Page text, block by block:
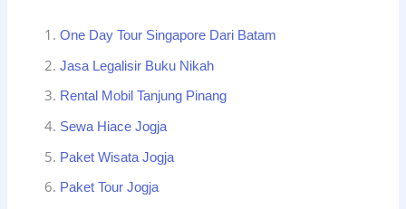
One Day Tour Singapore Dari Batam
Jasa Legalisir Buku Nikah
Rental Mobil Tanjung Pinang
Sewa Hiace Jogja
Paket Wisata Jogja
Paket Tour Jogja